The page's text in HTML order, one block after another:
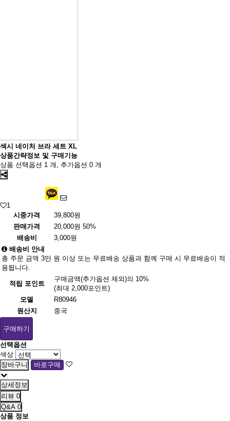
섹시 네이처 브라 세트 XL
상품간략정보 및 구매기능
상품 선택옵션 1 개, 추가옵션 0 개
1
시중가격
39,800원
판매가격
20,000원 50%
배송비
3,000원
배송비 안내
총 주문 금액 3만 원 이상 또는 무료배송 상품과 함께 구매 시 무료배송이 적
용됩니다.
적립 포인트
구매금액(추가옵션 제외)의 10%
(최대 2,000포인트)
모델
R80946
원산지
중국
구매하기
선택옵션
색상
상세정보
리뷰 0
Q&A 0
상품 정보